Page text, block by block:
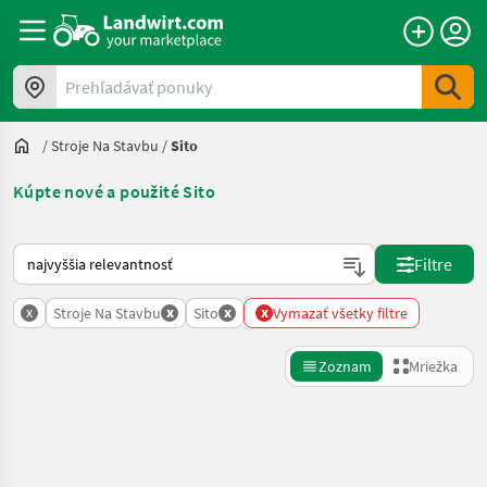
Prehľadávať ponuky
/Stroje Na Stavbu /Sito
Kúpte nové a použité Sito
Takto sa vykonáva triedenie na Landwirt.com
Filtre
x Stroje Na Stavbu x Sito x x Vymazať všetky filtre
Zoznam Mriežka